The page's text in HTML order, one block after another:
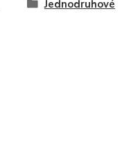
Jednodruhové